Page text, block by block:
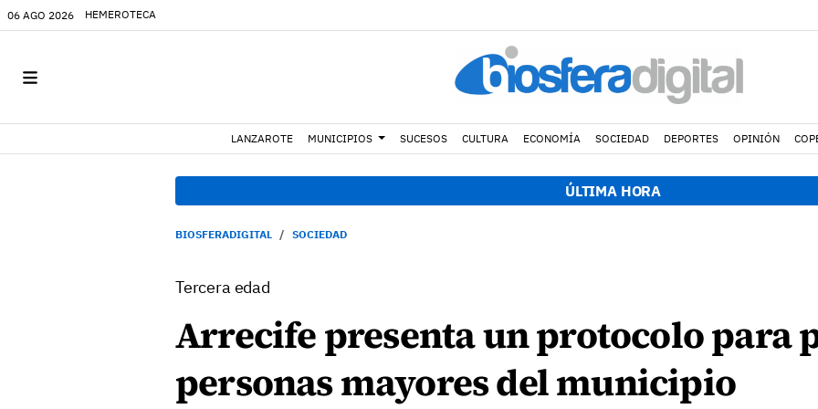
06 AGO 2026 HEMEROTECA
LANZAROTE MUNICIPIOS SUCESOS CULTURA ECONOMÍA SOCIEDAD DEPORTES OPINIÓN
ÚLTIMA HORA
BIOSFERADIGITAL SOCIEDAD
Tercera edad
Arrecife presenta un protocolo para
personas mayores del municipio